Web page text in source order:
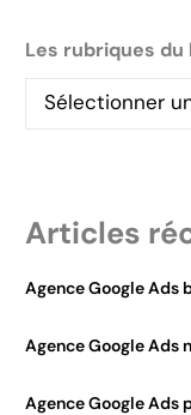
Les rubriques du
Articles
Agence Google Ads
Agence Google Ads
Agence Google Ads